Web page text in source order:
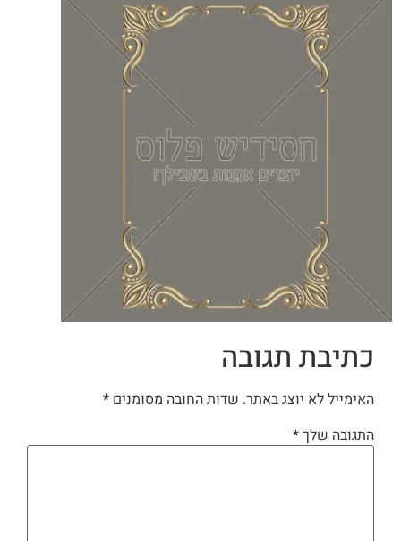
כתיבת תגובה
האימייל לא יוצג באתר. שדות החובה מסומנים *
התגובה שלך*